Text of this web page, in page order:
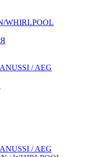
WHIRLPOOL
/ AEG
/ AEG